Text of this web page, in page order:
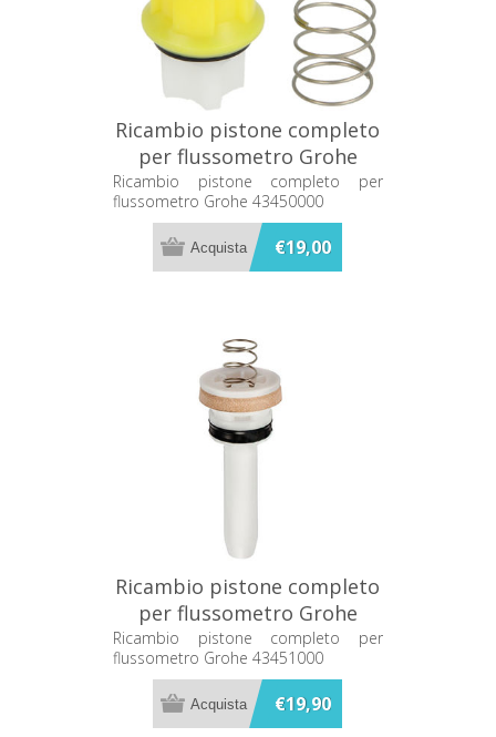
Ricambio pistone completo
per flussometro Grohe
43450000
Ricambio pistone completo per
flussometro Grohe 43450000
€19,00
Ricambio pistone completo
per flussometro Grohe
43451000
Ricambio pistone completo per
flussometro Grohe 43451000
€19,90